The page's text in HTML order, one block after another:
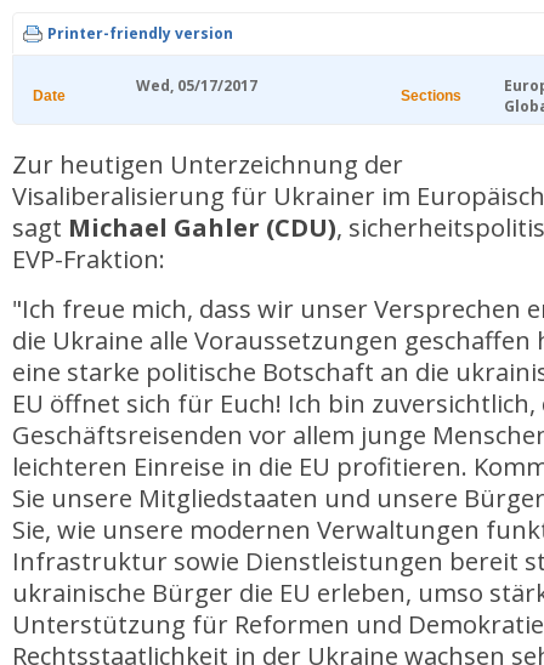
Printer-friendly version
Date Wed, 05/17/2017 Sections
Zur heutigen Unterzeichnung der
Visaliberalisierung für Ukrainer im
sagt Michael Gahler (CDU),
EVP-Fraktion:
"Ich freue mich, dass wir unser Versprechen
die Ukraine alle Voraussetzungen geschaffen
eine starke politische Botschaft an die
EU öffnet sich für Euch! Ich bin zuversichtlich,
Geschäftsreisenden vor allem junge
leichteren Einreise in die EU profitieren.
Sie unsere Mitgliedstaaten und unsere
Sie, wie unsere modernen Verwaltungen
Infrastruktur sowie Dienstleistungen bereit
ukrainische Bürger die EU erleben, umso
Unterstützung für Reformen und
Rechtsstaatlichkeit in der Ukraine wachsen